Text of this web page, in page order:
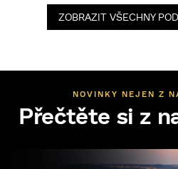
ZOBRAZIT VŠECHNY
NOVINKY NEJEN Z
Přečtěte si z